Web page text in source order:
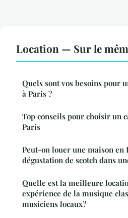
Location — Sur le
Quels sont vos besoins pour
à Paris ?
Top conseils pour choisir un
Paris
Peut-on louer une maison en
dégustation de scotch dans
Quelle est la meilleure
expérience de la musique
musiciens locaux?